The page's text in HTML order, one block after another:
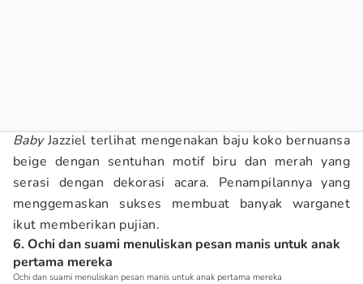
BabyJazziel terlihat mengenakan baju koko bernuansa
beige dengan sentuhan motif biru dan merah yang
serasi dengan dekorasi acara. Penampilannya yang
menggemaskan sukses membuat banyak warganet
ikut memberikan pujian.
6. Ochi dan suami menuliskan pesan manis untuk anak
pertama mereka
Ochi dan suami menuliskan pesan manis untuk anak pertama mereka